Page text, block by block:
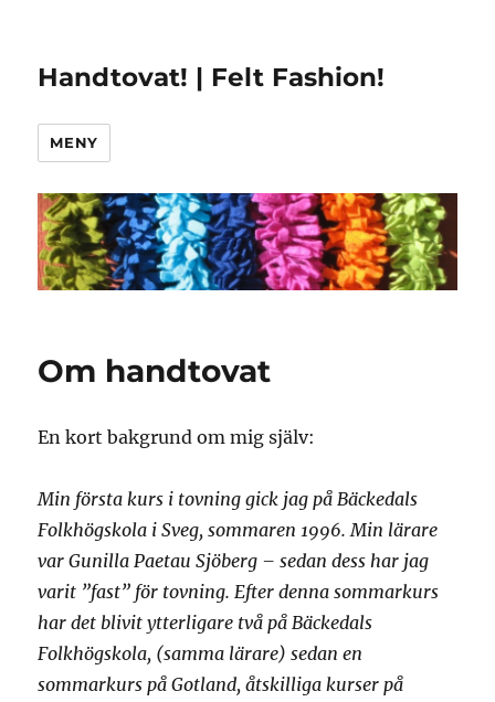
Handtovat! | Felt Fashion!
MENY
Om handtovat
En kort bakgrund om mig själv:
Min första kurs i tovning gick jag på Bäckedals
Folkhögskola i Sveg, sommaren 1996. Min lärare
var Gunilla Paetau Sjöberg – sedan dess har jag
varit ”fast” för tovning. Efter denna sommarkurs
har det blivit ytterligare två på Bäckedals
Folkhögskola, (samma lärare) sedan en
sommarkurs på Gotland, åtskilliga kurser på